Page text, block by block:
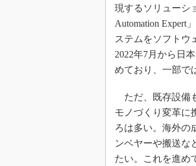
現するソリューシ
Automation Expert
ステムをソフトウ
2022年7月から日
めており、一部で
ただ、既存設備
モノづくり変革に
ろは多い。海外の
ンベヤーや搬送な
たい。これを進め